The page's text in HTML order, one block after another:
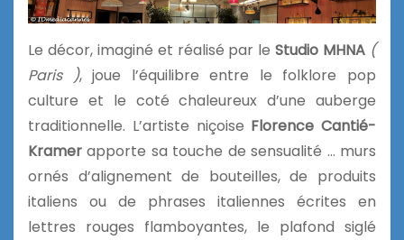
Le décor, imaginé et réalisé par leStudio MHNA (
Paris ), joue l’équilibre entre le folklore pop
culture et le coté chaleureux d’une auberge
traditionnelle. L’artiste niçoise Florence Cantié-
Kramerapporte sa touche de sensualité … murs
ornés d’alignement de bouteilles, de produits
italiens ou de phrases italiennes écrites en
lettres rouges flamboyantes, le plafond siglé